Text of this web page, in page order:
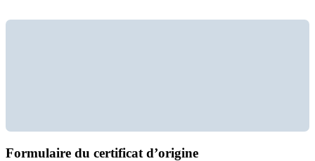
Formulaire du certificat d’origine